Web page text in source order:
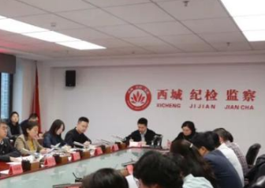
沪深300 4651.31 -6.85 -0.15%